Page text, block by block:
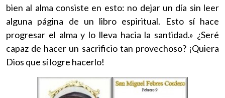
bien al alma consiste en esto: no dejar un día sin leer
alguna página de un libro espiritual. Esto sí hace
progresar el alma y lo lleva hacia la santidad.» ¿Seré
capaz de hacer un sacrificio tan provechoso? ¡Quiera
Dios que sí logre hacerlo!